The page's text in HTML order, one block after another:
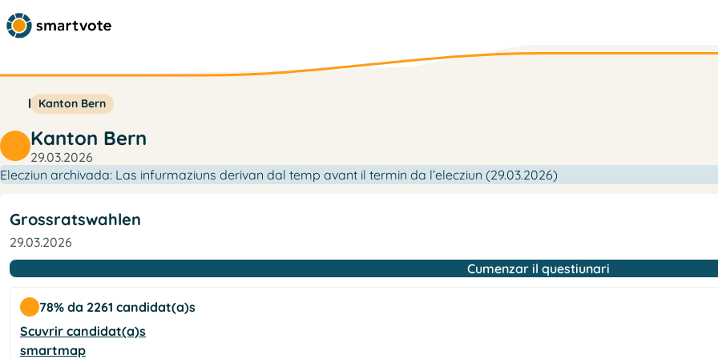
Kanton Bern
Kanton Bern
29.03.2026
Elecziun archivada: Las infurmaziuns derivan dal temp avant il termin da l’elecziun (29.03.2026)
Grossratswahlen
29.03.2026
Cumenzar il questiunari
78% da 2261 candidat(a)s
Scuvrir candidat(a)s
smartmap